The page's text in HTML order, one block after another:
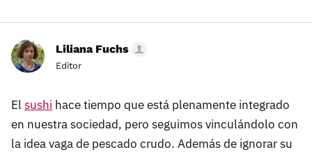
Liliana Fuchs
Editor
El sushi hace tiempo que está plenamente integrado
en nuestra sociedad, pero seguimos vinculándolo con
la idea vaga de pescado crudo. Además de ignorar su